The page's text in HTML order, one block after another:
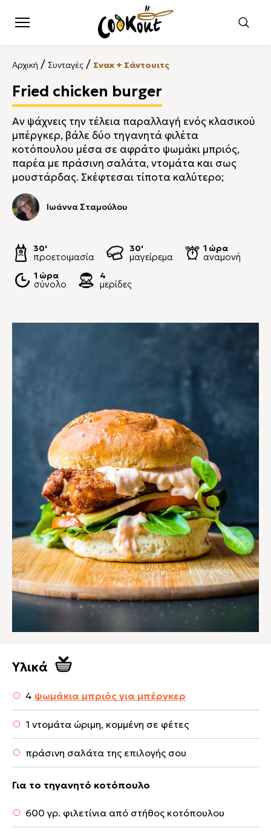
Αρχική / Συνταγές / Σνακ + Σάντουιτς
Fried chicken burger
Αν ψάχνεις την τέλεια παραλλαγή ενός κλασικού
μπέργκερ, βάλε δύο τηγανητά φιλέτα
κοτόπουλου μέσα σε αφράτο ψωμάκι μπριός,
παρέα με πράσινη σαλάτα, ντομάτα και σως
μουστάρδας. Σκέφτεσαι τίποτα καλύτερο;
Ιωάννα Σταμούλου
30'
προετοιμασία
30'
μαγείρεμα
1 ώρα
αναμονή
1 ώρα
σύνολο
4
μερίδες
Υλικά
4 ψωμάκια μπριός για μπέργκερ
1 ντομάτα ώριμη, κομμένη σε φέτες
πράσινη σαλάτα της επιλογής σου
Για το τηγανητό κοτόπουλο
600 γρ. φιλετίνια από στήθος κοτόπουλου